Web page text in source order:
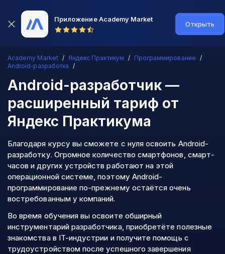
Приложение Academy Market
Открыть
Academy Market Яндекс Практикум
Программирование
Android-разработка
Android-разработчик —
расширенный тариф от
Яндекс Практикума
Благодаря курсу вы сможете с нуля освоить Android-
разработку. Огромное количество смартфонов, смарт-
часов и других устройств работают на этой
операционной системе, поэтому Android-
программирование по-прежнему остаётся очень
востребованным у компаний.
Во время обучения вы освоите обширный
инструментарий разработчика, приобретёте полезные
знакомства в IT-индустрии и получите помощь с
трудоустройством после успешного завершения